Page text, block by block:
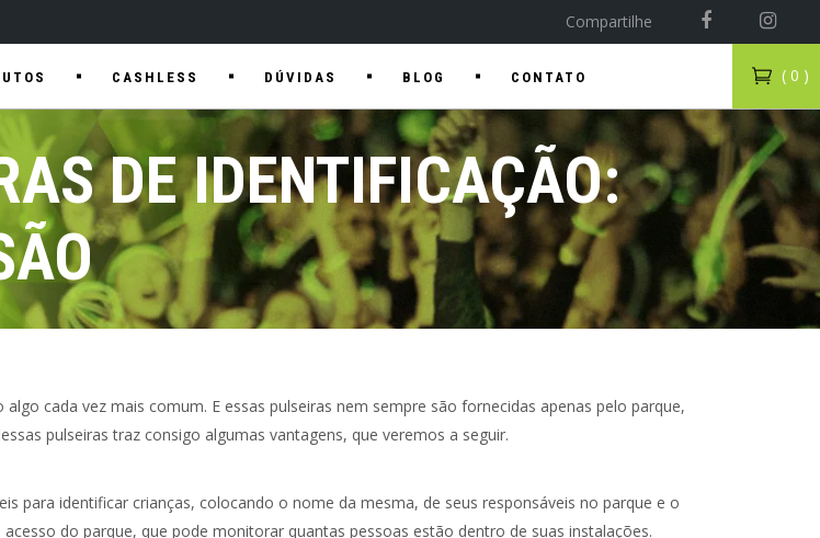
Compartilhe
CASHLESS DÚVIDAS BLOG CONTATO ( 0 )
DE IDENTIFICAÇÃO:
cada vez mais comum. E essas pulseiras nem sempre são fornecidas apenas pelo parque,
pulseiras traz consigo algumas vantagens, que veremos a seguir.
para identificar crianças, colocando o nome da mesma, de seus responsáveis no parque e o
do parque, que pode monitorar quantas pessoas estão dentro de suas instalações.